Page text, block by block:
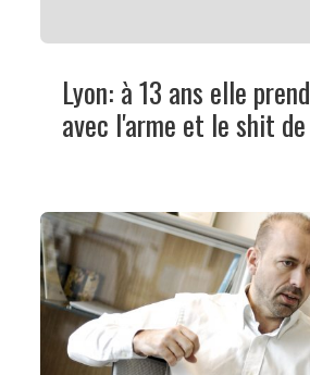
Lyon: à 13 ans elle
avec l'arme et le shit